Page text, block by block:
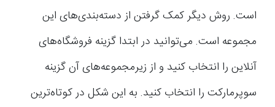
است. روش دیگر کمک گرفتن از دسته‌بندی‌های این
مجموعه است. می‌توانید در ابتدا گزینه فروشگاه‌های
آنلاین را انتخاب کنید و از زیرمجموعه‌های آن گزینه
سوپرمارکت را انتخاب کنید. به این شکل در کوتاه‌ترین